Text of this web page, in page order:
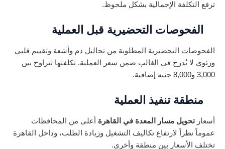
ترفع التكلفة الإجمالية بشكل ملحوظ.
الفحوصات التحضيرية قبل العملية
الفحوصات التحضيرية المطلوبة من تحاليل دم وأشعة وتقييم قلبي
ورئوي لا تُدرج في الغالب ضمن سعر العملية. تكلفتها تتراوح بين
3,000 و8,000 جنيه إضافية.
منطقة تنفيذ العملية
أسعارتحويل مسار المعدة في القاهرة أعلى من المحافظات
عموماً نظراً لارتفاع تكاليف التشغيل وزيادة الطلب، وداخل القاهرة
تختلف الأسعار بين منطقة وأخرى.